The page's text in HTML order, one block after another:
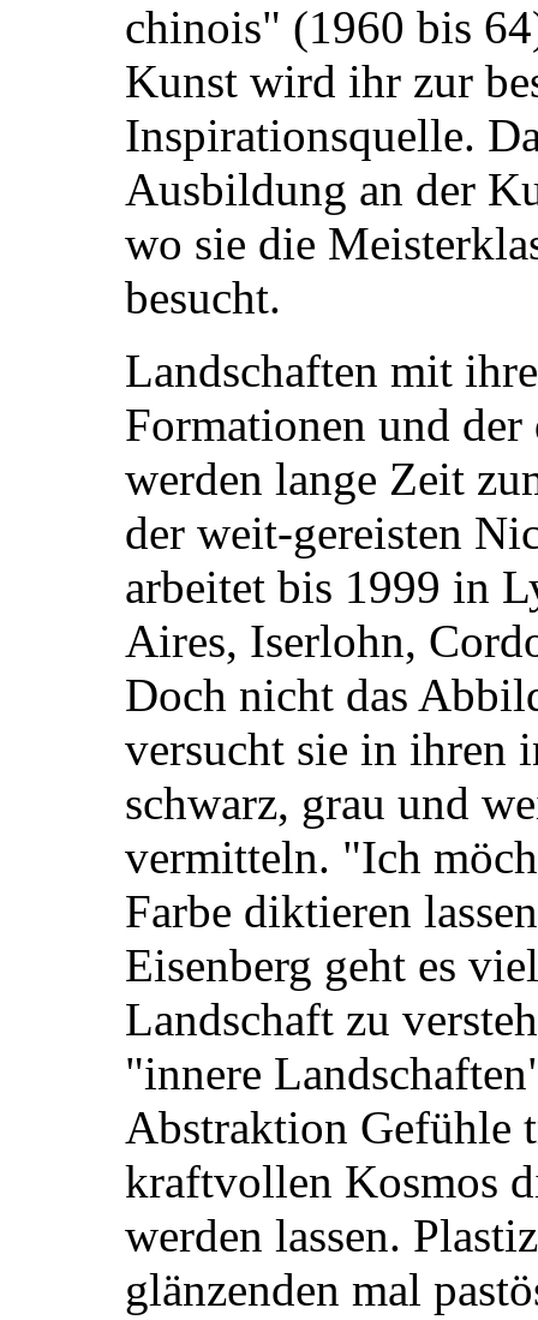
chinois" (1960 bis
Kunst wird ihr zur
Inspirationsquelle.
Ausbildung an der
wo sie die
besucht.
Landschaften mit
Formationen und
werden lange Zeit
der weit-gereisten
arbeitet bis 1999 in
Aires, Iserlohn,
Doch nicht das
versucht sie in ihren
schwarz, grau und
vermitteln. "Ich
Farbe diktieren
Eisenberg geht es
Landschaft zu
"innere
Abstraktion Gefühle
kraftvollen Kosmos
werden lassen.
glänzenden mal